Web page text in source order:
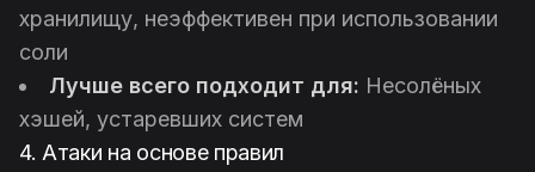
хранилищу, неэффективен при использовании
соли
Лучше всего подходит для: Несолёных
хэшей, устаревших систем
4. Атаки на основе правил